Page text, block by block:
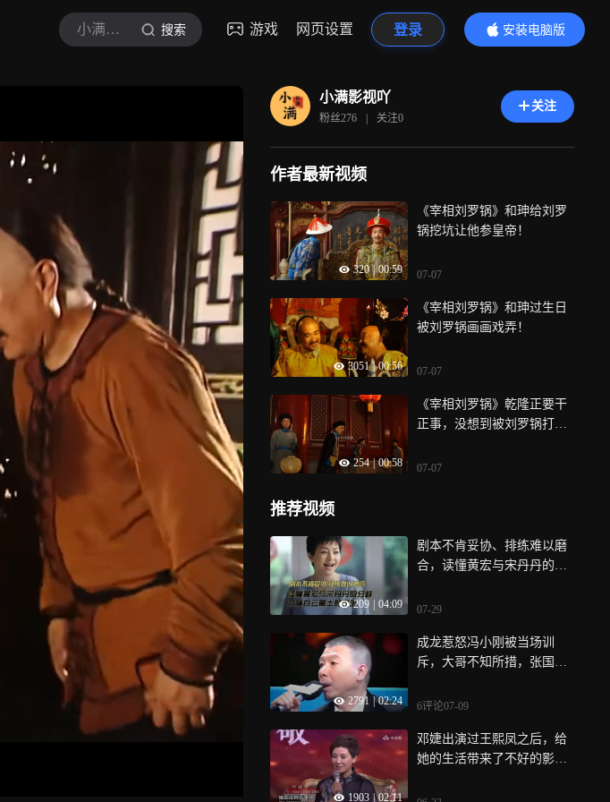
小满影视吖 搜索 游戏 网页设置 登录
安装电脑版
内容更精彩
小满影视吖
粉丝276 | 关注0
关注
作者最新视频
320 | 00:59
《宰相刘罗锅》和珅给刘罗
锅挖坑让他参皇帝！
07-07
3051 | 00:56
《宰相刘罗锅》和珅过生日
被刘罗锅画画戏弄！
07-07
254 | 00:58
《宰相刘罗锅》乾隆正要干
正事，没想到被刘罗锅打扰
07-07
推荐视频
209 04:09
剧本不肯妥协、排练难以磨
合，读懂黄宏与宋丹丹的分
07-29
2791 | 02:24
成龙惹怒冯小刚被当场训
斥，大哥不知所措，张国立
6评论07-09
1903 | 02:11
邓婕出演过王熙凤之后，给
她的生活带来了不好的影